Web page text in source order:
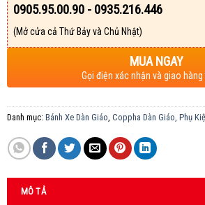
0905.95.00.90 - 0935.216.446
(Mở cửa cả Thứ Bảy và Chủ Nhật)
MUA NGAY
Gọi điện xác nhận và giao hàng
Danh mục: Bánh Xe Dàn Giáo Coppha Dàn Giáo, Phụ
MÔ TẢ